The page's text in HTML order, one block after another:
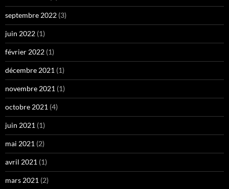
septembre 2022 (3)
juin 2022 (1)
février 2022 (1)
décembre 2021 (1)
novembre 2021 (1)
octobre 2021 (4)
juin 2021 (1)
mai 2021 (2)
avril 2021 (1)
mars 2021 (2)